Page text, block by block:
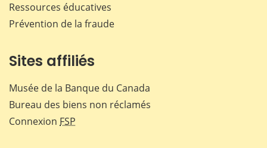
Ressources éducatives
Prévention de la fraude
Sites affiliés
Musée de la Banque du Canada
Bureau des biens non réclamés
Connexion FSP